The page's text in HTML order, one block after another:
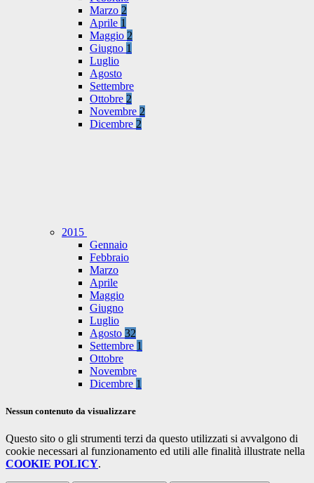
Marzo 2
Aprile 1
Maggio 2
Giugno 1
Luglio
Agosto
Settembre
Ottobre 2
Novembre 2
Dicembre 2
2015
Gennaio
Febbraio
Marzo
Aprile
Maggio
Giugno
Luglio
Agosto 32
Settembre 1
Ottobre
Novembre
Dicembre 1
Nessun contenuto da visualizzare
Questo sito o gli strumenti terzi da questo utilizzati si avvalgono di
cookie necessari al funzionamento ed utili alle finalità illustrate nella
COOKIE POLICY.